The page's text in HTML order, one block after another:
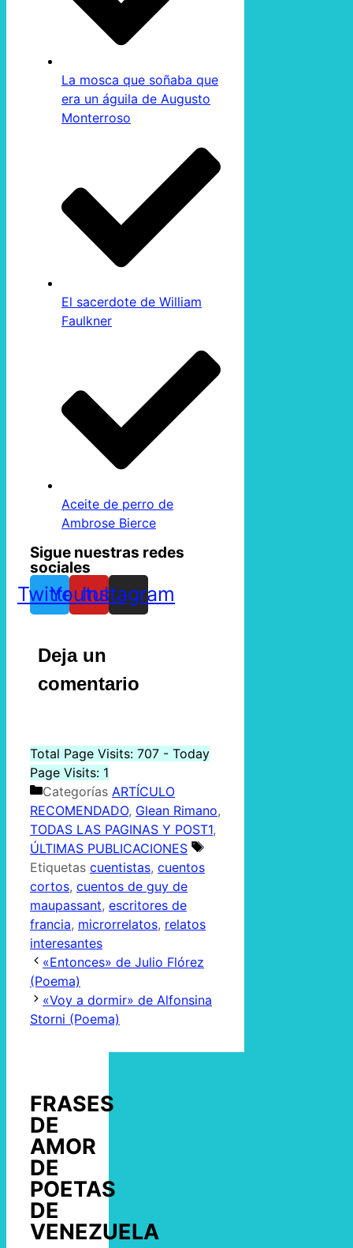
La mosca que soñaba que
era un águila de Augusto
Monterroso
El sacerdote de William
Faulkner
Aceite de perro de
Ambrose Bierce
Sigue nuestras redes
sociales
TwitterYoutube
Instagram
Deja un
comentario
Total Page Visits: 707 - Today
Page Visits: 1
Categorías ARTÍCULO
RECOMENDADO, Glean Rimano,
TODAS LAS PAGINAS Y POST1,
ÚLTIMAS PUBLICACIONES
Etiquetas cuentistas, cuentos
cortos, cuentos de guy de
maupassant, escritores de
francia, microrrelatos, relatos
interesantes
«Entonces» de Julio Flórez
(Poema)
«Voy a dormir» de Alfonsina
Storni (Poema)
FRASES
DE
AMOR
DE
POETAS
DE
VENEZUELA